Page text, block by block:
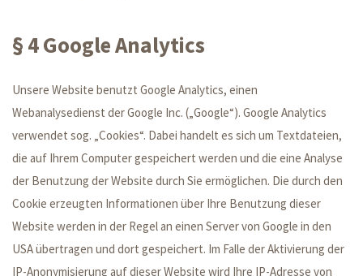
§ 4 Google Analytics
Unsere Website benutzt Google Analytics, einen
Webanalysedienst der Google Inc. („Google“). Google Analytics
verwendet sog. „Cookies“. Dabei handelt es sich um Textdateien,
die auf Ihrem Computer gespeichert werden und die eine Analyse
der Benutzung der Website durch Sie ermöglichen. Die durch den
Cookie erzeugten Informationen über Ihre Benutzung dieser
Website werden in der Regel an einen Server von Google in den
USA übertragen und dort gespeichert. Im Falle der Aktivierung der
IP-Anonymisierung auf dieser Website wird Ihre IP-Adresse von